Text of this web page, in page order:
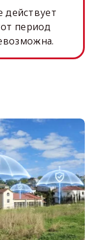
действует
период